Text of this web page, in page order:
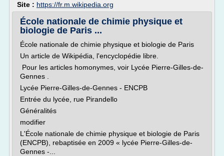
Site : https://fr.m.wikipedia.org
École nationale de chimie physique et
biologie de Paris ...
École nationale de chimie physique et biologie de Paris
Un article de Wikipédia, l'encyclopédie libre.
Pour les articles homonymes, voir Lycée Pierre-Gilles-de-
Gennes .
Lycée Pierre-Gilles-de-Gennes - ENCPB
Entrée du lycée, rue Pirandello
Généralités
modifier
L'École nationale de chimie physique et biologie de Paris
(ENCPB), rebaptisée en 2009 « lycée Pierre-Gilles-de-
Gennes -...